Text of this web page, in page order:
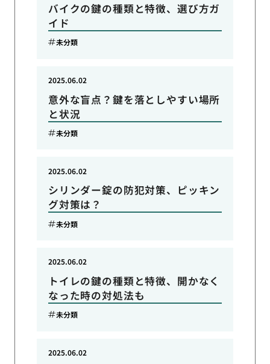
バイクの鍵の種類と特徴、選び方ガ
イド
未分類
意外な盲点？鍵を落としやすい場所
と状況
2025.06.02
未分類
シリンダー錠の防犯対策、ピッキン
グ対策は？
2025.06.02
未分類
トイレの鍵の種類と特徴、開かなく
なった時の対処法も
2025.06.02
未分類
2025.06.02